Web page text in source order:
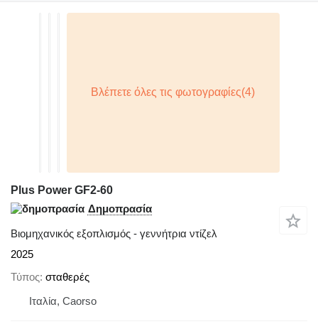
Plus Power GF2-60
Δημοπρασία
Βιομηχανικός εξοπλισμός - γεννήτρια ντίζελ
2025
Τύπος σταθερές
Ιταλία, Caorso